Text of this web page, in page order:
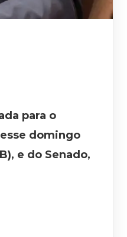
para o
domingo
e do Senado,